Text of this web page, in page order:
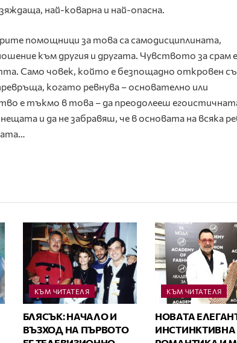
най-коварна и най-опасна.
помощници за това са самодисциплината,
към другия и другата. Чувството за срам
Само човек, който е безпощадно откровен
когато ревнува – основателно или
е тъкмо в това – да преодолееш
и да не забравяш, че в основата на всяка
КЪМ ЧИТАТЕЛЯ
БЛЯСЪК: НАЧАЛО И
ВЪЗХОД НА ПЪРВОТО
КЪМ ЧИТАТЕЛЯ
НОВАТА
ИНСТИНКТИВНА